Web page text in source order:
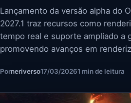
Lançamento da versão alpha do
2027.1 traz recursos como
tempo real e suporte ampliado a
promovendo avanços em
Porneriverso17/03/20261 min de leitura